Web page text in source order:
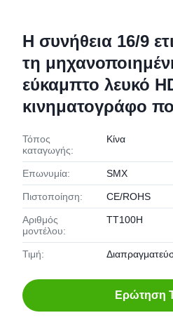
Η συνήθεια 16/9
τη
εύκαμπτο λευκό
κινηματογράφο
Τόπος
καταγωγής:
Κίνα
Επωνυμία: SMX
Πιστοποίηση: CE/ROHS
Αριθμός
μοντέλου:
TT100H
Τιμή:
Ερώτηση